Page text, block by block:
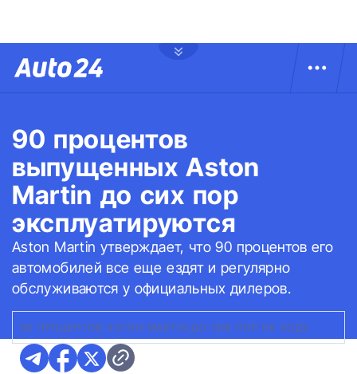
90 процентов
выпущенных Aston
Martin до сих пор
эксплуатируются
Aston Martin утверждает, что 90 процентов его
автомобилей все еще ездят и регулярно
обслуживаются у официальных дилеров.
90 ПРОЦЕНТОВ ASTON MARTIN ДО СИХ ПОР НА ХОДУ